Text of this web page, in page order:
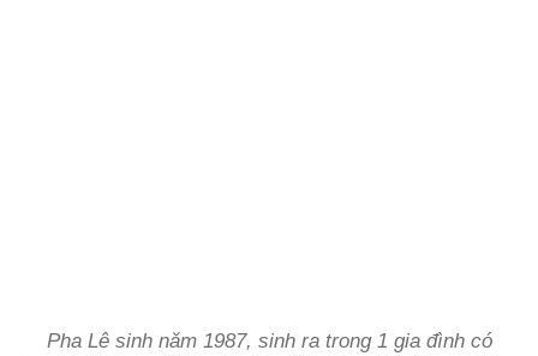
Pha Lê sinh năm 1987, sinh ra trong 1 gia đình có